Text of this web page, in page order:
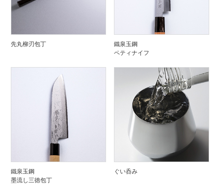
先丸柳刃包丁
鐵泉玉鋼
ペティナイフ
鐵泉玉鋼
墨流し三徳包丁
ぐい呑み